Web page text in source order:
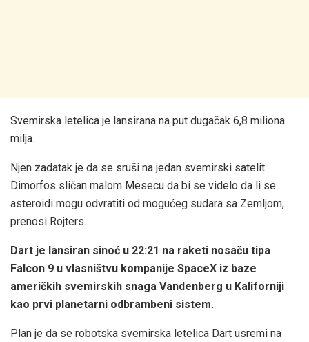
Svemirska letelica je lansirana na put dugačak 6,8 miliona
milja.
Njen zadatak je da se sruši na jedan svemirski satelit
Dimorfos sličan malom Mesecu da bi se videlo da li se
asteroidi mogu odvratiti od mogućeg sudara sa Zemljom,
prenosi Rojters.
Dart je lansiran sinoć u 22:21 na raketi nosaču tipa
Falcon 9 u vlasništvu kompanije SpaceX iz baze
američkih svemirskih snaga Vandenberg u Kaliforniji
kao prvi planetarni odbrambeni sistem.
Plan je da se robotska svemirska letelica Dart usremi na